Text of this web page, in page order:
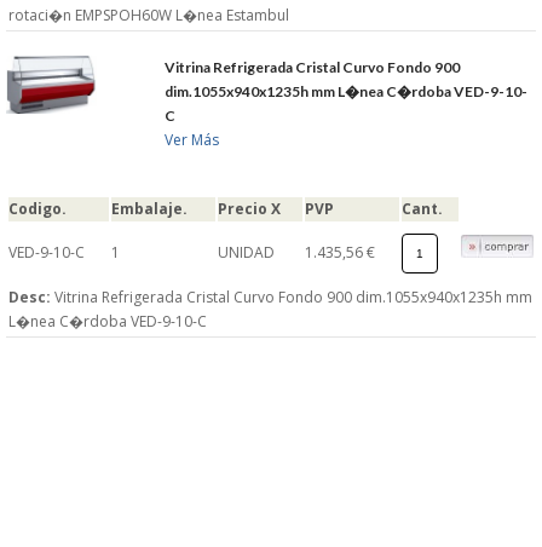
rotaci�n EMPSPOH60W L�nea Estambul
Vitrina Refrigerada Cristal Curvo Fondo 900
dim.1055x940x1235h mm L�nea C�rdoba VED-9-10-
C
Ver Más
Codigo. Embalaje. Precio X PVP Cant.
VED-9-10-C 1 UNIDAD 1.435,56 €
Desc: Vitrina Refrigerada Cristal Curvo Fondo 900 dim.1055x940x1235h mm
L�nea C�rdoba VED-9-10-C